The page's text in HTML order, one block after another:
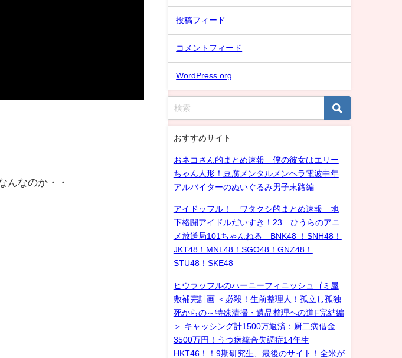
んなのか・・
投稿フィード
コメントフィード
WordPress.org
おすすめサイト
おネコさん的まとめ速報 僕の彼女はエリー
ちゃん人形！豆腐メンタルメンヘラ電波中年
アルバイターのぬいぐるみ男子末路編
アイドッフル！ ワタクシ的まとめ速報 地
下格闘アイドルだいすき！23 ひうらのアニ
メ放送局101ちゃんねる BNK48 ！SNH48！
JKT48！MNL48！SGO48！GNZ48！
STU48！SKE48
ヒウラッフルのハーニーフィニッシュゴミ屋
敷補完計画 ＜必殺！生前整理人！孤立し孤独
死からの～特殊清掃・遺品整理への道F完結編
＞ キャッシング計1500万返済：厨二病借金
3500万円！うつ病統合失調症14年生
HKT46！！9期研究生、最後のサイト！全米が